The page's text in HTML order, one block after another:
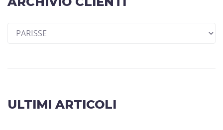
ULTIMI ARTICOLI